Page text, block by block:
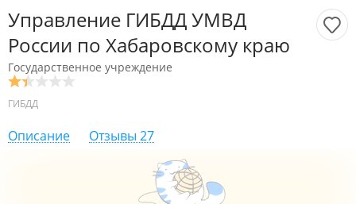
Управление ГИБДД УМВД
России по Хабаровскому краю
Государственное учреждение
ГИБДД
Описание Отзывы 27